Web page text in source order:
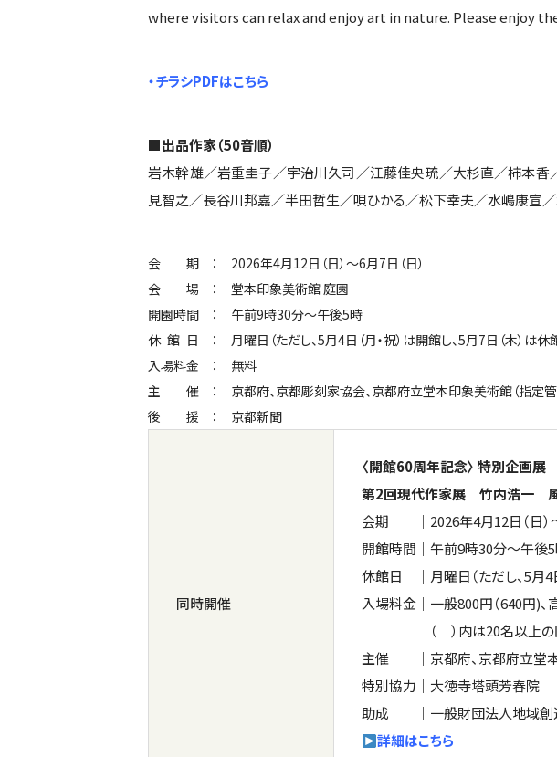
where visitors can relax and enjoy art in nature. Please enjoy
・チラシPDFはこちら
■出品作家（50音順）
岩木幹雄／岩重圭子／宇治川久司／江藤佳央琉／大杉直／柿本
見智之／長谷川邦嘉／半田哲生／唄ひかる／松下幸夫／水嶋康宣
会期
2026年4月12日（日）～6月7日（日）
会場
堂本印象美術館 庭園
開園時間
午前9時30分～午後5時
休館日
月曜日（ただし、5月4日（月・祝）は開館し、5月7日（木）は休
入場料金
無料
主催
京都府、京都彫刻家協会、京都府立堂本印象美術館（指定
後援
京都新聞
同時開催
〈開館60周年記念〉 特別企画展
第2回現代作家展 竹内浩一
会期 ｜2026年4月12日（日）～
開館時間｜午前9時30分〜午後5
休館日 ｜月曜日（ただし、5月4日
入場料金｜一般800円（640円)、
（ ）内は20名以上の団体料
主催 ｜京都府、京都府立堂本
特別協力｜大徳寺塔頭芳春院
助成 ｜一般財団法人地域創
詳細はこちら